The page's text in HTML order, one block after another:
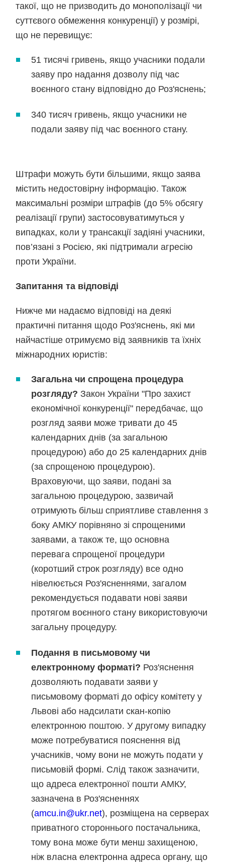
такої, що не призводить до монополізації чи
суттєвого обмеження конкуренції) у розмірі,
що не перевищує:
51 тисячі гривень, якщо учасники подали
заяву про надання дозволу під час
воєнного стану відповідно до Роз'яснень;
340 тисяч гривень, якщо учасники не
подали заяву під час воєнного стану.
Штрафи можуть бути більшими, якщо заява
містить недостовірну інформацію. Також
максимальні розміри штрафів (до 5% обсягу
реалізації групи) застосовуватимуться у
випадках, коли у трансакції задіяні учасники,
пов’язані з Росією, які підтримали агресію
проти України.
Запитання та відповіді
Нижче ми надаємо відповіді на деякі
практичні питання щодо Роз'яснень, які ми
найчастіше отримуємо від заявників та їхніх
міжнародних юристів:
Загальна чи спрощена процедура
розгляду? Закон України "Про захист
економічної конкуренції" передбачає, що
розгляд заяви може тривати до 45
календарних днів (за загальною
процедурою) або до 25 календарних днів
(за спрощеною процедурою).
Враховуючи, що заяви, подані за
загальною процедурою, зазвичай
отримують більш сприятливе ставлення з
боку АМКУ порівняно зі спрощеними
заявами, а також те, що основна
перевага спрощеної процедури
(коротший строк розгляду) все одно
нівелюється Роз'ясненнями, загалом
рекомендується подавати нові заяви
протягом воєнного стану використовуючи
загальну процедуру.
Подання в письмовому чи
електронному форматі? Роз'яснення
дозволяють подавати заяви у
письмовому форматі до офісу комітету у
Львові або надсилати скан-копію
електронною поштою. У другому випадку
може потребуватися пояснення від
учасників, чому вони не можуть подати у
письмовій формі. Слід також зазначити,
що адреса електронної пошти АМКУ,
зазначена в Роз'ясненнях
(amcu.in@ukr.net), розміщена на серверах
приватного стороннього постачальника,
тому вона може бути менш захищеною,
ніж власна електронна адреса органу, що